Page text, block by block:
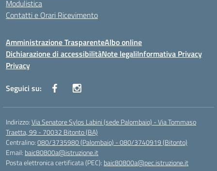
Modulistica
Contatti e Orari Ricevimento
Amministrazione TrasparenteAlbo online
Dichiarazione di accessibilitàNote legaliInformativa Privacy
Privacy
Seguici su:
Indirizzo:Via Senatore Sylos Labini (sede Palombaio) - Via Tommaso
Traetta, 99 - 70032 Bitonto (BA)
Centralino:080/3735980 (Palombaio) - 080/3740919 (Bitonto)
Email: baic80800a@istruzione.it
Posta elettronica certificata (PEC): baic80800a@pec.istruzione.it